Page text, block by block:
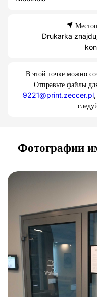
Drukarka
В этой точке можно
Отправьте файлы
9221@print.zeccer.pl,
Фотографии